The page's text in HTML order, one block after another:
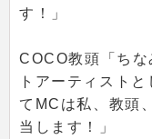
す！」
COCO教頭「ちな
トアーティストと
てMCは私、教頭
当します！」